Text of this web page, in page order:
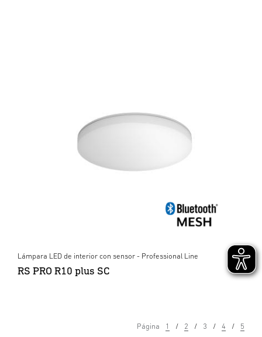
Lámpara LED de interior con sensor - Professional Line
RS PRO R10 plus SC
Página 1 2 3 4 5